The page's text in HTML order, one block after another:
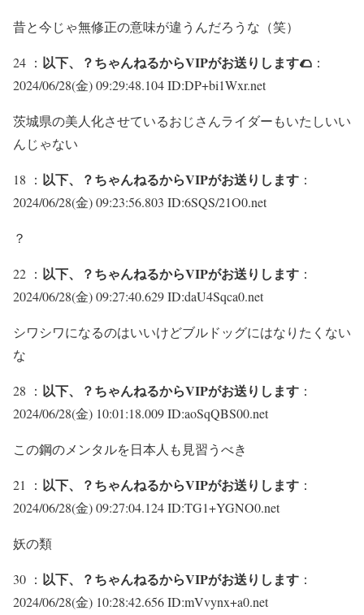
昔と今じゃ無修正の意味が違うんだろうな（笑）
24 ： 以下、？ちゃんねるからVIPがお送りします🌮 ：
2024/06/28(金) 09:29:48.104 ID:DP+bi1Wxr.net
茨城県の美人化させているおじさんライダーもいたしいい
んじゃない
18 ： 以下、？ちゃんねるからVIPがお送りします ：
2024/06/28(金) 09:23:56.803 ID:6SQS/21O0.net
？
22 ： 以下、？ちゃんねるからVIPがお送りします ：
2024/06/28(金) 09:27:40.629 ID:daU4Sqca0.net
シワシワになるのはいいけどブルドッグにはなりたくない
な
28 ： 以下、？ちゃんねるからVIPがお送りします ：
2024/06/28(金) 10:01:18.009 ID:aoSqQBS00.net
この鋼のメンタルを日本人も見習うべき
21 ： 以下、？ちゃんねるからVIPがお送りします ：
2024/06/28(金) 09:27:04.124 ID:TG1+YGNO0.net
妖の類
30 ： 以下、？ちゃんねるからVIPがお送りします ：
2024/06/28(金) 10:28:42.656 ID:mVvynx+a0.net